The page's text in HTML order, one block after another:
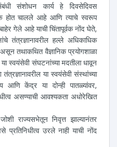
संशोधन कार्य हे दिवसेदिवस
होत चालले आहे आणि त्याचे स्वरूप
गेले आहे याची चिंतापूर्वक नोंद घेते,
तंत्रज्ञानावरील हल्ले अधिकाधिक
तथाकथित वैज्ञानिक प्रयोगशाळा
स्वयंसेवी संघटनांच्या मदतीला धावून
या स्वयंसेवी संस्थांच्या
आणि केंद्र या दोन्ही पातळ्यांवर,
असण्याची आवश्यकता अधोरेखित
राज्यसभेतून निवृत्त झाल्यानंतर
उरले नाही याची नोंद